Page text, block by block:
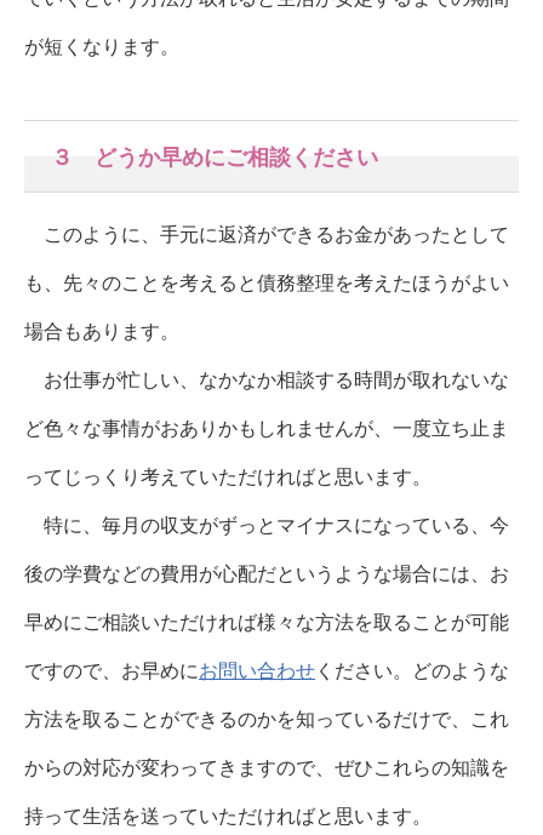
が短くなります。
３ どうか早めにご相談ください
このように、手元に返済ができるお金があったとして
も、先々のことを考えると債務整理を考えたほうがよい
場合もあります。
お仕事が忙しい、なかなか相談する時間が取れないな
ど色々な事情がおありかもしれませんが、一度立ち止ま
ってじっくり考えていただければと思います。
特に、毎月の収支がずっとマイナスになっている、今
後の学費などの費用が心配だというような場合には、お
早めにご相談いただければ様々な方法を取ることが可能
ですので、お早めにお問い合わせ ください。どのような
方法を取ることができるのかを知っているだけで、これ
からの対応が変わってきますので、ぜひこれらの知識を
持って生活を送っていただければと思います。